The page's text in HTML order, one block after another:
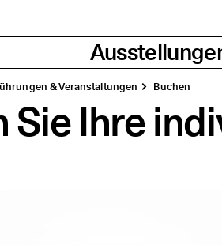
& Veranstaltungen Buchen
Sie Ihre